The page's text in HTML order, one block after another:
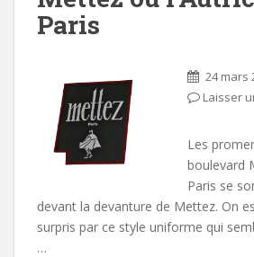
Paris
24 mars
Laisser
Les
boulevard
Paris se
devant la devanture de Mettez. On
surpris par ce style uniforme qui
…